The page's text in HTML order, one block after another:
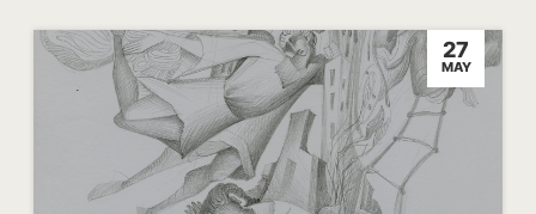
27
MAY